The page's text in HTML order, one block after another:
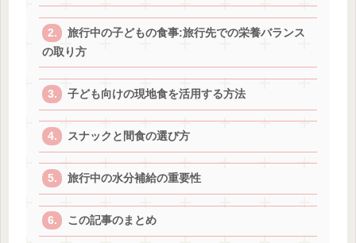
旅行中の子どもの食事:旅行先での栄養バランス
の取り方
子ども向けの現地食を活用する方法
スナックと間食の選び方
旅行中の水分補給の重要性
この記事のまとめ